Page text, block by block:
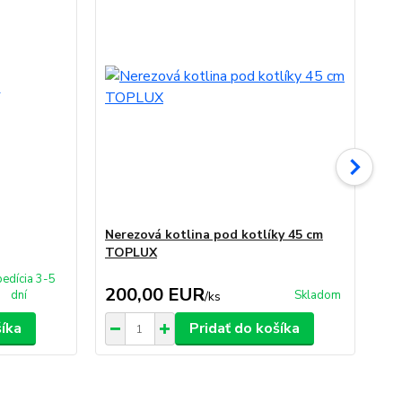
3-5
dní
Nerezová kotlina pod kotlíky 45 cm
TOPLUX
200,00 EUR/ks Skladom
Pridať do košíka